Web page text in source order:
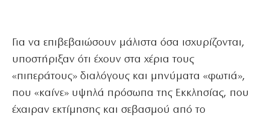
Για να επιβεβαιώσουν μάλιστα όσα ισχυρίζονται,
υποστήριξαν ότι έχουν στα χέρια τους
«πιπεράτους» διαλόγους και μηνύματα «φωτιά»,
που «καίνε» υψηλά πρόσωπα της Εκκλησίας, που
έχαιραν εκτίμησης και σεβασμού από το